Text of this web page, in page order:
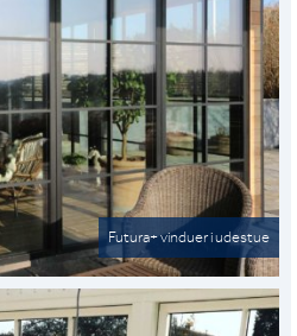
Futura+ vinduer i udestue